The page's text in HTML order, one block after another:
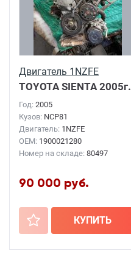
Двигатель 1NZFE
TOYOTA SIENTA2005г.
Год: 2005
Кузов: NCP81
Двигатель: 1NZFE
OEM: 1900021280
Номер на складе: 80497
90 000 руб.
+ КУПИТЬ